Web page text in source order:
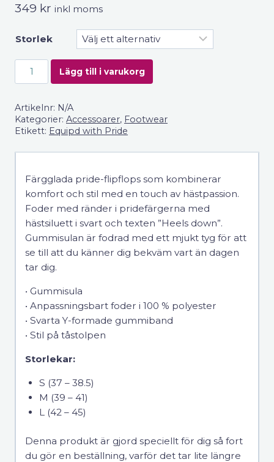
349 kr inkl moms
Storlek
Flip-
Flops
down
Equipd
pride
Lägg till i varukorg
Artikelnr: N/A
Kategorier: Accessoarer, Footwear
Etikett: Equipd with Pride
Färgglada pride-flipflops som kombinerar
komfort och stil med en touch av hästpassion.
Foder med ränder i pridefärgerna med
hästsiluett i svart och texten ”Heels down”.
Gummisulan är fodrad med ett mjukt tyg för att
se till att du känner dig bekväm vart än dagen
tar dig.
• Gummisula
• Anpassningsbart foder i 100 % polyester
• Svarta Y-formade gummiband
• Stil på tåstolpen
Storlekar:
S (37 – 38.5)
M (39 – 41)
L (42 – 45)
Denna produkt är gjord speciellt för dig så fort
du gör en beställning, varför det tar lite längre